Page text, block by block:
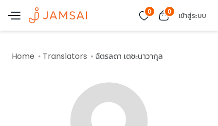
0 0 เข้าสู่ระบบ
Home Translators ฉัตรลดา เตชะนาวากุล